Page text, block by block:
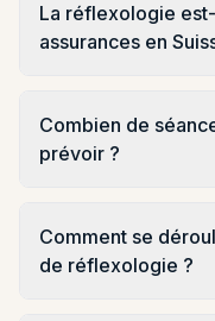
La réflexologie
assurances en
Combien de
prévoir ?
Comment se
de réflexologie ?